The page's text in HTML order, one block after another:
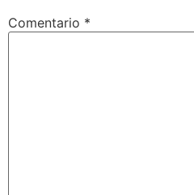
Comentario *